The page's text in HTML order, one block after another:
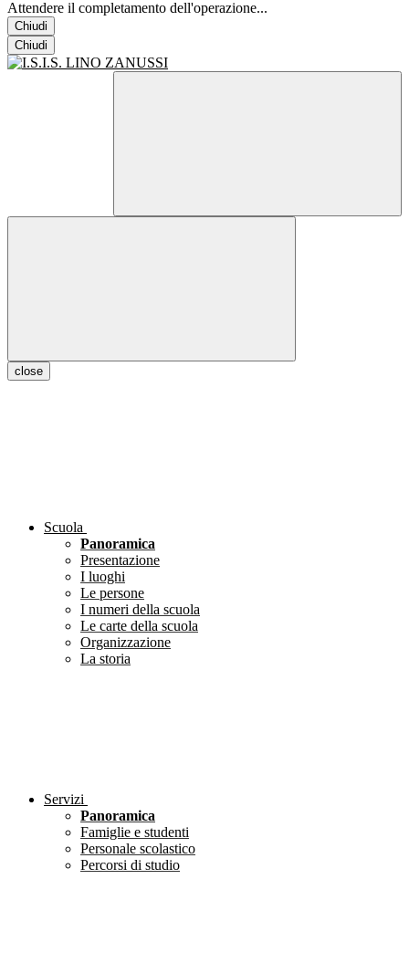
Attendere il completamento dell'operazione...
Chiudi
Chiudi
close
Scuola
Panoramica
Presentazione
I luoghi
Le persone
I numeri della scuola
Le carte della scuola
Organizzazione
La storia
Servizi
Panoramica
Famiglie e studenti
Personale scolastico
Percorsi di studio